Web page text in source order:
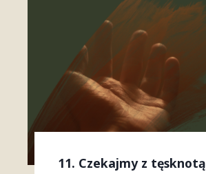
11. Czekajmy z tęsknotą